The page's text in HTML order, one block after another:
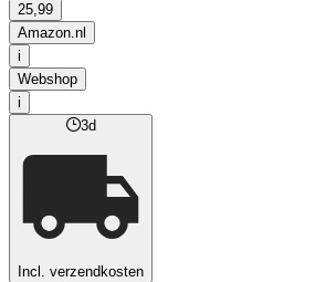
25,99
Amazon.nl
i
Webshop
i
3d
Incl. verzendkosten